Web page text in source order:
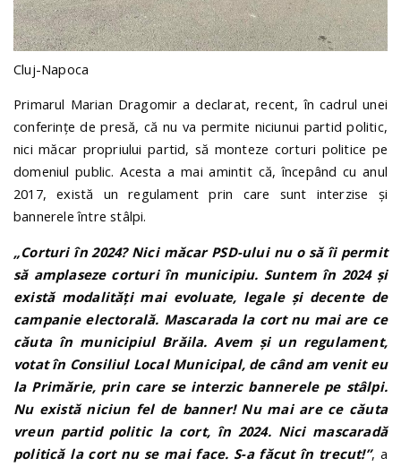
Cluj-Napoca
Primarul Marian Dragomir a declarat, recent, în cadrul unei
conferințe de presă, că nu va permite niciunui partid politic,
nici măcar propriului partid, să monteze corturi politice pe
domeniul public. Acesta a mai amintit că, începând cu anul
2017, există un regulament prin care sunt interzise și
bannerele între stâlpi.
„Corturi în 2024? Nici măcar PSD-ului nu o să îi permit
să amplaseze corturi în municipiu. Suntem în 2024 și
există modalități mai evoluate, legale și decente de
campanie electorală. Mascarada la cort nu mai are ce
căuta în municipiul Brăila. Avem și un regulament,
votat în Consiliul Local Municipal, de când am venit eu
la Primărie, prin care se interzic bannerele pe stâlpi.
Nu există niciun fel de banner! Nu mai are ce căuta
vreun partid politic la cort, în 2024. Nici mascaradă
politică la cort nu se mai face. S-a făcut în trecut!”, a